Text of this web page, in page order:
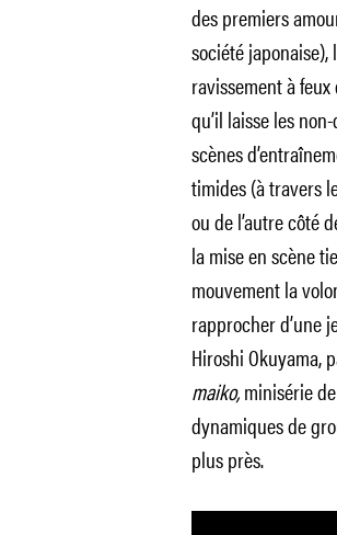
des premiers
société
ravissement à
qu’il laisse les
scènes
timides (à travers
ou de l’autre côté
la mise en scène
mouvement la
rapprocher d’une
Hiroshi Okuyama,
maiko,minisérie de
dynamiques de
plus près.